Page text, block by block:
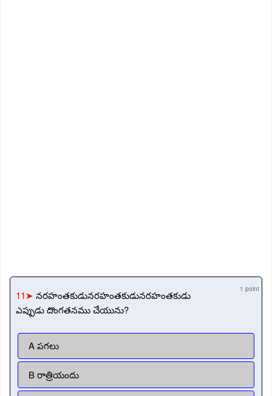
11➤ నరహంతకుడునరహంతకుడునరహంతకుడు
ఎప్పుడు దొంగతనము చేయును?
1 point
A పగలు
B రాత్రియందు